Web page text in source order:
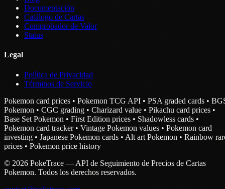
Documentación
Catálogo de Cartas
Comprobador de Valor
Status
Legal
Política de Privacidad
Términos de Servicio
Pokemon card prices • Pokemon TCG API • PSA graded cards •
Pokemon • CGC grading • Charizard value • Pikachu card prices •
Base Set Pokemon • First Edition prices • Shadowless cards •
Pokemon card tracker • Vintage Pokemon values • Pokemon card
investing • Japanese Pokemon cards • Alt art Pokemon • Rainbow
prices • Pokemon price history
© 2026 PokeTrace — API de Seguimiento de Precios de Cartas
Pokemon. Todos los derechos reservados.